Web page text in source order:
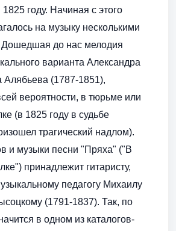
году. Начиная с этого
на музыку несколькими
До­шедшая до нас мелодия
варианта Александра
Алябьева (1787-1851),
вероятности, в тюрьме или
(в 1825 году в судьбе
трагический надлом).
и музыки песни "Пряха" ("В
принадлежит гитаристу,
педагогу Михаилу
(1791-1837). Так, по
в одном из каталогов-